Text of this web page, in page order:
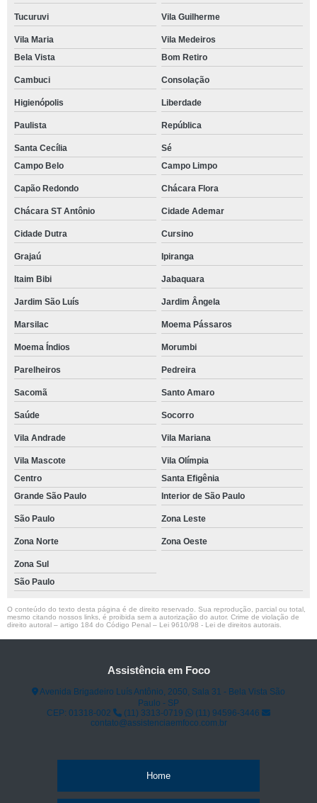
Tucuruvi Vila Guilherme
Vila Maria
Vila Medeiros
Bela Vista
Bom Retiro
Cambuci Consolação
Higienópolis Liberdade
Paulista República
Santa Cecília
Sé
Campo Belo
Campo Limpo
Capão Redondo Chácara Flora
Chácara ST Antônio Cidade Ademar
Cidade Dutra Cursino
Grajaú Ipiranga
Itaim Bibi Jabaquara
Jardim São Luís Jardim Ângela
Marsilac Moema Pássaros
Moema Índios Morumbi
Parelheiros Pedreira
Sacomã Santo Amaro
Saúde Socorro
Vila Andrade Vila Mariana
Vila Mascote
Vila Olímpia
Centro
Santa Efigênia
Grande São Paulo
Interior de São Paulo
São Paulo Zona Leste
Zona Norte Zona Oeste
Zona Sul
São Paulo
O conteúdo do texto desta página é de direito reservado. Sua reprodução, parcial ou total,
mesmo citando nossos links, é proibida sem a autorização do autor. Crime de violação de
direito autoral – artigo 184 do Código Penal – Lei 9610/98 - Lei de direitos autorais
Assistência em Foco
Avenida Brigadeiro Luís Antônio, 2050, Sala 31 - Bela Vista São
Paulo - SP
CEP: 01318-002
(11) 3313-0719
(11) 94596-3446
contato@assistenciaemfoco.com.br
Home